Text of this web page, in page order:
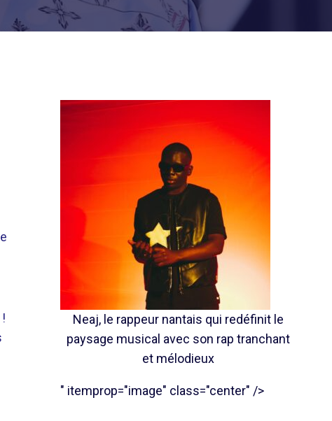
Neaj, le rappeur nantais qui redéfinit le
paysage musical avec son rap tranchant
et mélodieux
" itemprop="image" class="center" />